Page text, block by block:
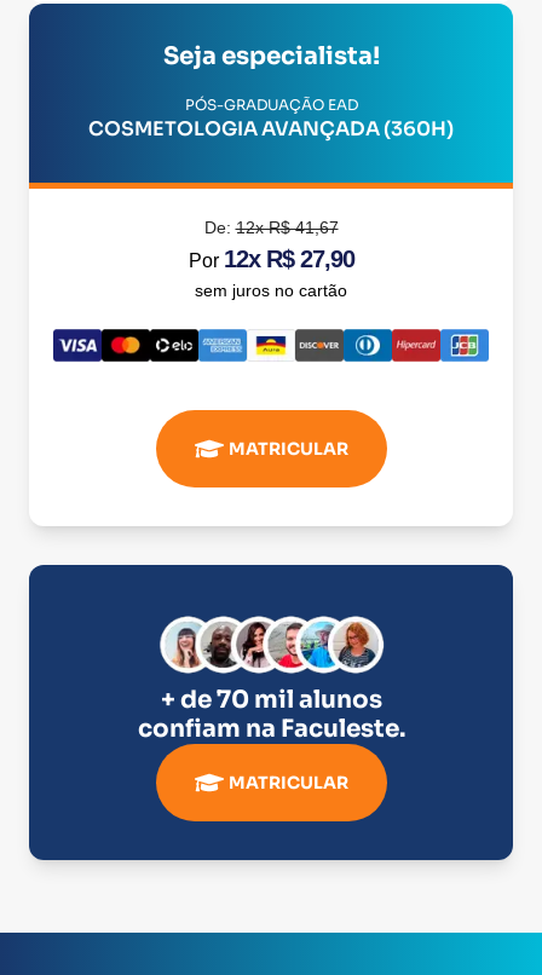
Seja especialista!
PÓS-GRADUAÇÃO EAD
COSMETOLOGIA AVANÇADA (360H)
De:12x R$ 41,67
Por 12x R$ 27,90
sem juros no cartão
MATRICULAR
+ de 70 mil alunos
confiam na Faculeste.
MATRICULAR